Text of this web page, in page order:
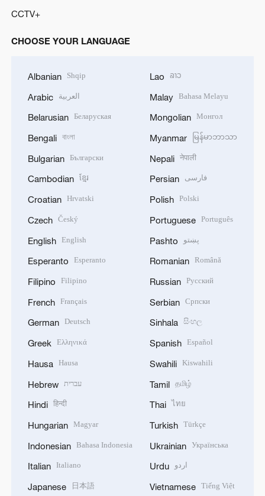
CCTV+
CHOOSE YOUR LANGUAGE
Albanian Shqip
Arabic العربية
Belarusian Беларуская
Bengali বাংলা
Bulgarian Български
Cambodian ខ្មែរ
Croatian Hrvatski
Czech Český
English English
Esperanto Esperanto
Filipino Filipino
French Français
German Deutsch
Greek Ελληνικά
Hausa Hausa
Hebrew עברית
Hindi हिन्दी
Hungarian Magyar
Indonesian Bahasa Indonesia
Italian Italiano
Japanese 日本語
Lao ລາວ
Malay Bahasa Melayu
Mongolian Монгол
Myanmar မြန်မာဘာသာ
Nepali नेपाली
Persian فارسی
Polish Polski
Portuguese Português
Pashto پښتو
Romanian Română
Russian Русский
Serbian Српски
Sinhala සිංහල
Spanish Español
Swahili Kiswahili
Tamil தமிழ்
Thai ไทย
Turkish Türkçe
Ukrainian Українська
Urdu اردو
Vietnamese Tiếng Việt